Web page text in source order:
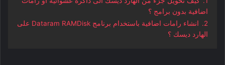
اضافية بدون برامج ؟
2.
انشاء رامات اضافية باستخدام برنامج Dataram RAMDisk على
الهارد ديسك ؟